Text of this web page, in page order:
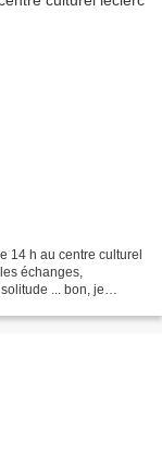
14 h au centre culturel
échanges,
... bon, je